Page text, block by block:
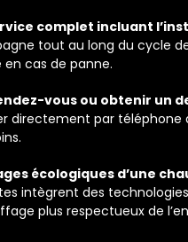
complet incluant
tout au long du
cas de panne.
vous ou obtenir un
directement par téléphone
écologiques d’une
intègrent des
plus respectueux de